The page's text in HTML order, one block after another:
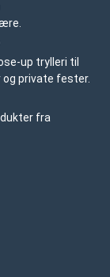
up trylleri til
private fester.
fra